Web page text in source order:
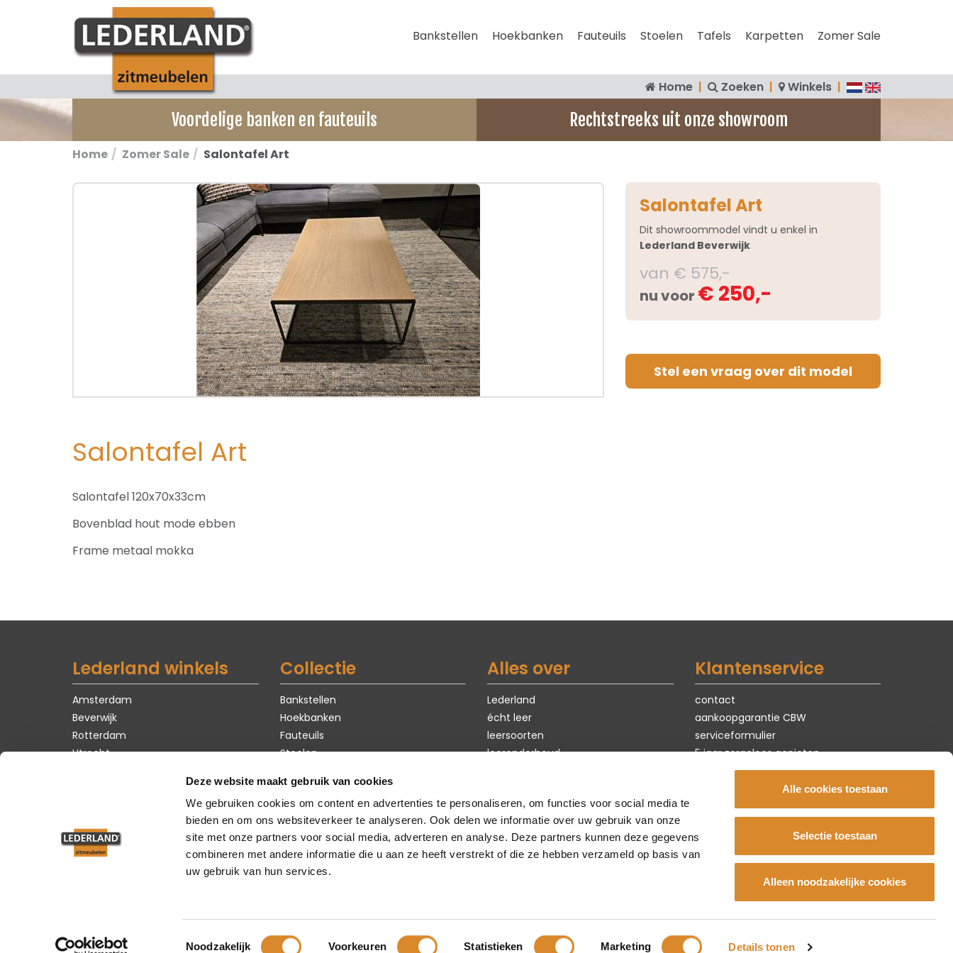
Deze website maakt gebruik van cookies
We gebruiken cookies om content en advertenties te personaliseren, om functies voor social media te
bieden en om ons websiteverkeer te analyseren. Ook delen we informatie over uw gebruik van onze
site met onze partners voor social media, adverteren en analyse. Deze partners kunnen deze gegevens
combineren met andere informatie die u aan ze heeft verstrekt of die ze hebben verzameld op basis van
uw gebruik van hun services.
Toestemmingsselectie
Noodzakelijk Voorkeuren Statistieken Marketing Details tonen
Alle cookies toestaan
Selectie toestaan
Alleen noodzakelijke cookies
Bankstellen Hoekbanken Fauteuils Stoelen Tafels Karpetten Zomer Sale
Home | Zoeken | Winkels |
Voordelige banken en fauteuils Rechtstreeks uit onze showroom
Home Zomer Sale Salontafel Art
Salontafel Art
Dit showroommodel vindt u enkel in
Lederland Beverwijk
van € 575,-
nu voor € 250,-
Stel een vraag over dit model
Salontafel Art
Salontafel 120x70x33cm
Bovenblad hout mode ebben
Frame metaal mokka
Lederland winkels
Amsterdam
Beverwijk
Rotterdam
Utrecht
Collectie
Bankstellen
Hoekbanken
Fauteuils
Stoelen
Karpetten
Zomer Sale
Alles over
Lederland
écht leer
leersoorten
leeronderhoud
maatwerk
veelgestelde vragen
duurzaamheid
inspiratie & blogs
Klantenservice
contact
aankoopgarantie CBW
serviceformulier
5 jaar zorgeloos genieten
privacy & cookies
© 2026 Lederland Nederland BV | Webdesign - Koen Michielsen Online marketing - WeConnect